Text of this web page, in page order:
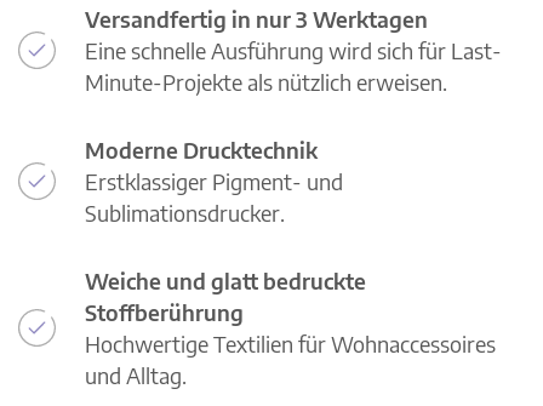
Versandfertig in nur 3 Werktagen
Eine schnelle Ausführung wird sich für Last-
Minute-Projekte als nützlich erweisen.
Moderne Drucktechnik
Erstklassiger Pigment- und
Sublimationsdrucker.
Weiche und glatt bedruckte
Stoffberührung
Hochwertige Textilien für Wohnaccessoires
und Alltag.